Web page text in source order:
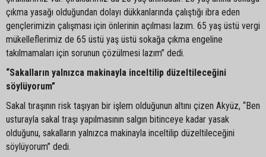
çıkma yasağı olduğundan dolayı dükkanlarında çalıştığı ibra eden
gençlerimizin çalışması için önlerinin açılması lazım. 65 yaş üstü vergi
mükelleflerimiz de 65 üstü yaş üstü sokağa çıkma engeline
takılmamaları için sorunun çözülmesi lazım” dedi.
“Sakalların yalnızca makinayla inceltilip düzeltileceğini
söylüyorum”
Sakal tıraşının risk taşıyan bir işlem olduğunun altını çizen Akyüz, “Ben
usturayla sakal traşı yapılmasının salgın bitinceye kadar yasak
olduğunu, sakalların yalnızca makinayla inceltilip düzeltileceğini
söylüyorum” dedi.